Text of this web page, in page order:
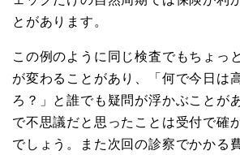
とがあります。
この例のように同じ検査でもちょっ
が変わることがあり、「何で今日は
ろ？」と誰でも疑問が浮かぶことが
で不思議だと思ったことは受付で確
でしょう。また次回の診察でかかる